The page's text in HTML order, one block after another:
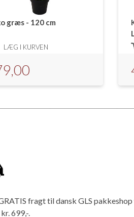
græs - 120 cm
LÆG I KURVEN
fragt til dansk GLS pakkeshop
699,-.